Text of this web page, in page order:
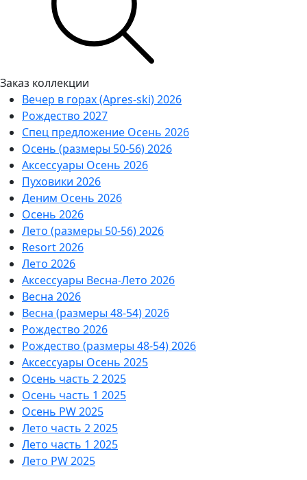
Заказ коллекции
Вечер в горах (Apres-ski) 2026
Рождество 2027
Спец предложение Осень 2026
Осень (размеры 50-56) 2026
Аксессуары Осень 2026
Пуховики 2026
Деним Осень 2026
Осень 2026
Лето (размеры 50-56) 2026
Resort 2026
Лето 2026
Аксессуары Весна-Лето 2026
Весна 2026
Весна (размеры 48-54) 2026
Рождество 2026
Рождество (размеры 48-54) 2026
Аксессуары Осень 2025
Осень часть 2 2025
Осень часть 1 2025
Осень PW 2025
Лето часть 2 2025
Лето часть 1 2025
Лето PW 2025